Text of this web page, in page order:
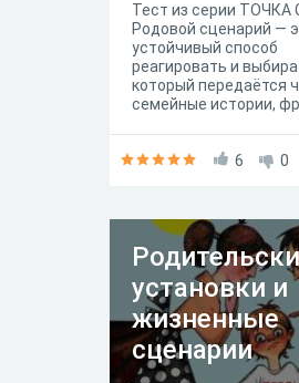
Тест из серии ТОЧКА
Родовой сценарий —
устойчивый способ
реагировать и
который передаётся
семейные истории,
родовая программа
убеждения помогли
кому-то из предков; а
они же могут
Вас в близости,
карьере и
6 0
установки и
жизненные
сценарии